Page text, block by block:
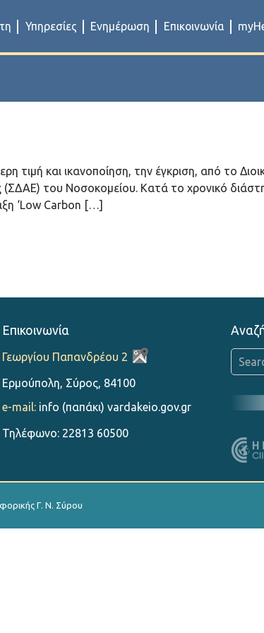
Υπηρεσίες Ενημέρωση Επικοινωνία
τιμή και ικανοποίηση, την έγκριση, από το
του Νοσοκομείου. Κατά το χρονικό
‘Low Carbon […]
Επικοινωνία
Γεωργίου Παπανδρέου 2
Ερμούπολη, Σύρος, 84100
e-mail: info (παπάκι) vardakeio.gov.gr
Τηλέφωνο: 22813 60500
Γ. Ν. Σύρου